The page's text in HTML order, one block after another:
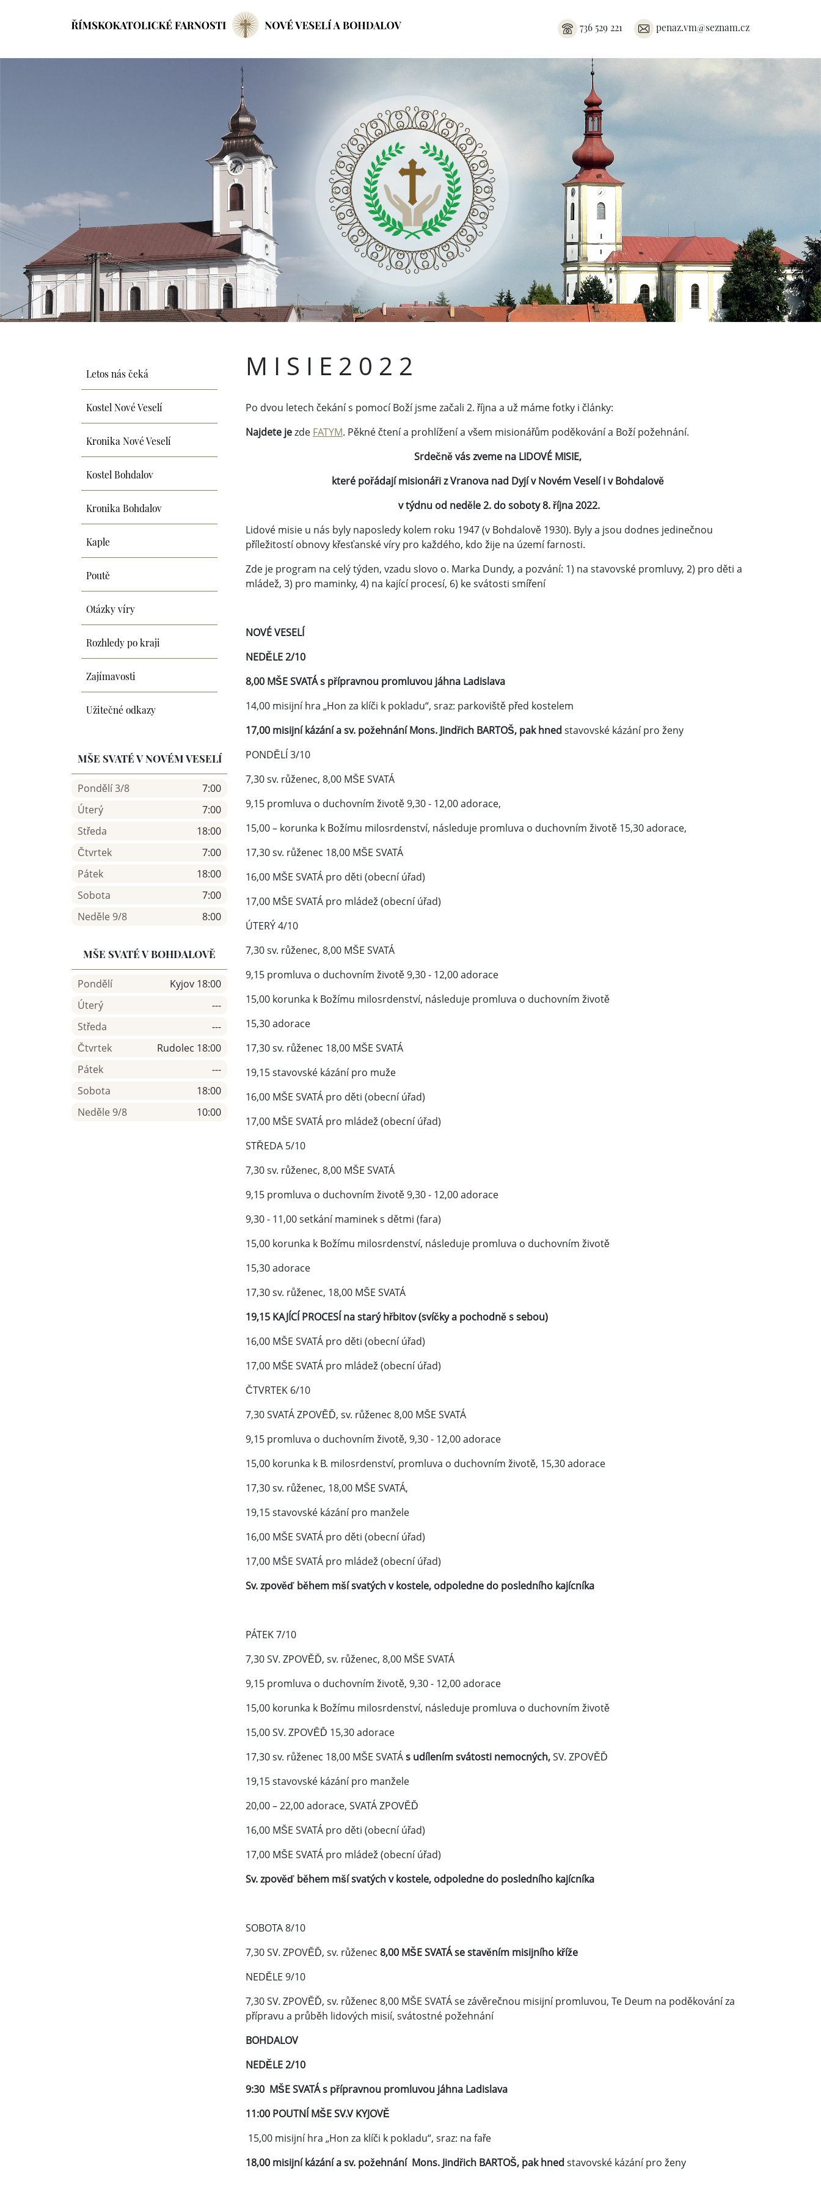
736 529 221 penaz.vm@seznam.cz
Letos nás čeká
Kostel Nové Veselí
Kronika Nové Veselí
Kostel Bohdalov
Kronika Bohdalov
Kaple
Poutě
Otázky víry
Rozhledy po kraji
Zajímavosti
Užitečné odkazy
MŠE SVATÉ V NOVÉM VESELÍ
Pondělí 3/8
7:00
Úterý
7:00
Středa
18:00
Čtvrtek
7:00
Pátek
18:00
Sobota
7:00
Neděle 9/8
8:00
MŠE SVATÉ V BOHDALOVĚ
Pondělí
Kyjov 18:00
Úterý
---
Středa
---
Čtvrtek
Rudolec 18:00
Pátek
---
Sobota
18:00
Neděle 9/8
10:00
M I S I E 2 0 2 2
Po dvou letech čekání s pomocí Boží jsme začali 2. října a už máme fotky i články:
Najdete jezde FATYM. Pěkné čtení a prohlížení a všem misionářům poděkování a Boží požehnání.
Srdečně vás zveme na LIDOVÉ MISIE,
které pořádají misionáři z Vranova nad Dyjí v Novém Veselí i v Bohdalově
v týdnu od neděle 2. do soboty 8. října 2022.
Lidové misie u nás byly naposledy kolem roku 1947 (v Bohdalově 1930). Byly a jsou dodnes jedinečnou
příležitostí obnovy křesťanské víry pro každého, kdo žije na území farnosti.
Zde je program na celý týden, vzadu slovo o. Marka Dundy, a pozvání: 1) na stavovské promluvy, 2) pro děti a
mládež, 3) pro maminky, 4) na kající procesí, 6) ke svátosti smíření
NOVÉ VESELÍ
NEDĚLE 2/10
8,00 MŠE SVATÁ s přípravnou promluvou jáhna Ladislava
14,00 misijní hra „Hon za klíči k pokladu“, sraz: parkoviště před kostelem
17,00 misijní kázání a sv. požehnání Mons. Jindřich BARTOŠ, pak hned stavovské kázání pro ženy
PONDĚLÍ 3/10
7,30 sv. růženec, 8,00 MŠE SVATÁ
9,15 promluva o duchovním životě 9,30 - 12,00 adorace,
15,00 – korunka k Božímu milosrdenství, následuje promluva o duchovním životě 15,30 adorace,
17,30 sv. růženec 18,00 MŠE SVATÁ
16,00 MŠE SVATÁ pro děti (obecní úřad)
17,00 MŠE SVATÁ pro mládež (obecní úřad)
ÚTERÝ 4/10
7,30 sv. růženec, 8,00 MŠE SVATÁ
9,15 promluva o duchovním životě 9,30 - 12,00 adorace
15,00 korunka k Božímu milosrdenství, následuje promluva o duchovním životě
15,30 adorace
17,30 sv. růženec 18,00 MŠE SVATÁ
19,15 stavovské kázání pro muže
16,00 MŠE SVATÁ pro děti (obecní úřad)
17,00 MŠE SVATÁ pro mládež (obecní úřad)
STŘEDA 5/10
7,30 sv. růženec, 8,00 MŠE SVATÁ
9,15 promluva o duchovním životě 9,30 - 12,00 adorace
9,30 - 11,00 setkání maminek s dětmi (fara)
15,00 korunka k Božímu milosrdenství, následuje promluva o duchovním životě
15,30 adorace
17,30 sv. růženec, 18,00 MŠE SVATÁ
19,15 KAJÍCÍ PROCESÍ na starý hřbitov (svíčky a pochodně s sebou)
16,00 MŠE SVATÁ pro děti (obecní úřad)
17,00 MŠE SVATÁ pro mládež (obecní úřad)
ČTVRTEK 6/10
7,30 SVATÁ ZPOVĚĎ, sv. růženec 8,00 MŠE SVATÁ
9,15 promluva o duchovním životě, 9,30 - 12,00 adorace
15,00 korunka k B. milosrdenství, promluva o duchovním životě, 15,30 adorace
17,30 sv. růženec, 18,00 MŠE SVATÁ,
19,15 stavovské kázání pro manžele
16,00 MŠE SVATÁ pro děti (obecní úřad)
17,00 MŠE SVATÁ pro mládež (obecní úřad)
Sv. zpověď během mší svatých v kostele, odpoledne do posledního kajícníka
PÁTEK 7/10
7,30 SV. ZPOVĚĎ, sv. růženec, 8,00 MŠE SVATÁ
9,15 promluva o duchovním životě, 9,30 - 12,00 adorace
15,00 korunka k Božímu milosrdenství, následuje promluva o duchovním životě
15,00 SV. ZPOVĚĎ 15,30 adorace
17,30 sv. růženec 18,00 MŠE SVATÁs udílením svátosti nemocných,SV. ZPOVĚĎ
19,15 stavovské kázání pro manžele
20,00 – 22,00 adorace, SVATÁ ZPOVĚĎ
16,00 MŠE SVATÁ pro děti (obecní úřad)
17,00 MŠE SVATÁ pro mládež (obecní úřad)
Sv. zpověď během mší svatých v kostele, odpoledne do posledního kajícníka
SOBOTA 8/10
7,30 SV. ZPOVĚĎ, sv. růženec 8,00 MŠE SVATÁ se stavěním misijního kříže
NEDĚLE 9/10
7,30 SV. ZPOVĚĎ, sv. růženec 8,00 MŠE SVATÁ se závěrečnou misijní promluvou, Te Deum na poděkování za
přípravu a průběh lidových misií, svátostné požehnání
BOHDALOV
NEDĚLE 2/10
9:30 MŠE SVATÁ s přípravnou promluvou jáhna Ladislava
11:00 POUTNÍ MŠE SV.V KYJOVĚ
15,00 misijní hra „Hon za klíči k pokladu“, sraz: na faře
18,00 misijní kázání a sv. požehnání Mons. Jindřich BARTOŠ, pak hned stavovské kázání pro ženy